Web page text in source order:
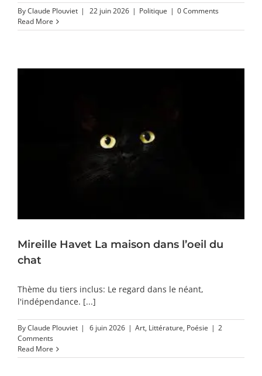
ByClaude Plouviet | 22 juin 2026 | Politique | 0 Comments
Read More
Mireille Havet La maison dans l’oeil du
chat
Thème du tiers inclus: Le regard dans le néant,
l'indépendance. [...]
ByClaude Plouviet | 6 juin 2026 | Art, Littérature, Poésie | 2
Comments
Read More